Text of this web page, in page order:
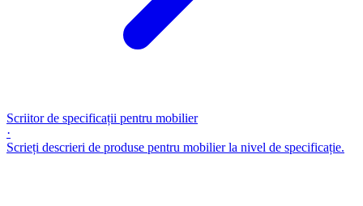
Scriitor de specificații pentru mobilier
·
Scrieți descrieri de produse pentru mobilier la nivel de specificație.